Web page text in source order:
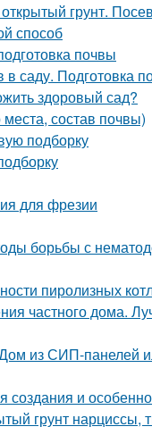
грунт.
способ
почвы
саду. Подготовка
здоровый сад?
состав почвы)
подборку
для фрезии
борьбы с
пиролизных
частного дома.
из СИП-панелей
создания и
грунт